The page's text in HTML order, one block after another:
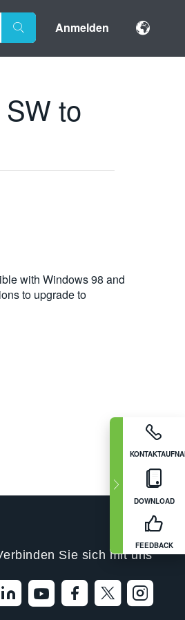
Anmelden
DOWNLOAD
FEEDBACK
to
with Windows 98 and
to upgrade to
Sie sich mit uns